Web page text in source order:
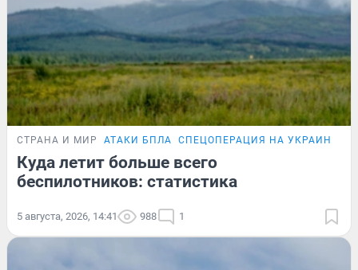
СТРАНА И МИР АТАКИ БПЛА СПЕЦОПЕРАЦИЯ НА УКРАИНЕ
Куда летит больше всего
беспилотников: статистика
5 августа, 2026, 14:41 988 1